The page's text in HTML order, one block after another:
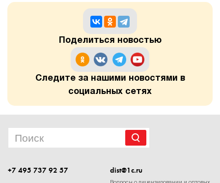
Поделиться новостью
Следите за нашими новостями в
социальных сетях
+7 495 737 92 57 dist@1c.ru